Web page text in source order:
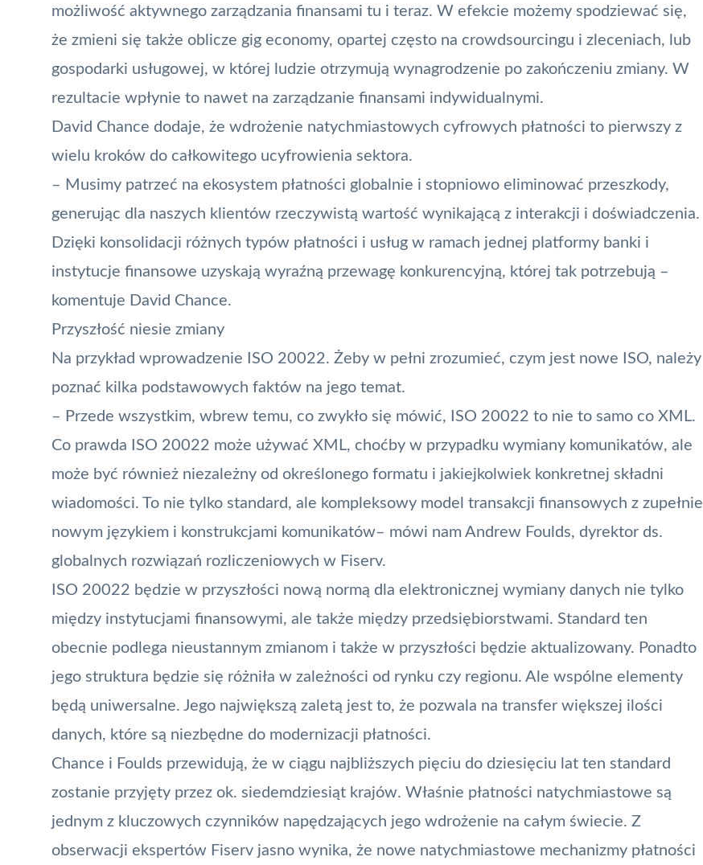
możliwość aktywnego zarządzania finansami tu i teraz. W efekcie możemy spodziewać się,
że zmieni się także oblicze gig economy, opartej często na crowdsourcingu i zleceniach, lub
gospodarki usługowej, w której ludzie otrzymują wynagrodzenie po zakończeniu zmiany. W
rezultacie wpłynie to nawet na zarządzanie finansami indywidualnymi.
David Chance dodaje, że wdrożenie natychmiastowych cyfrowych płatności to pierwszy z
wielu kroków do całkowitego ucyfrowienia sektora.
– Musimy patrzeć na ekosystem płatności globalnie i stopniowo eliminować przeszkody,
generując dla naszych klientów rzeczywistą wartość wynikającą z interakcji i doświadczenia.
Dzięki konsolidacji różnych typów płatności i usług w ramach jednej platformy banki i
instytucje finansowe uzyskają wyraźną przewagę konkurencyjną, której tak potrzebują –
komentuje David Chance.
Przyszłość niesie zmiany
Na przykład wprowadzenie ISO 20022. Żeby w pełni zrozumieć, czym jest nowe ISO, należy
poznać kilka podstawowych faktów na jego temat.
– Przede wszystkim, wbrew temu, co zwykło się mówić, ISO 20022 to nie to samo co XML.
Co prawda ISO 20022 może używać XML, choćby w przypadku wymiany komunikatów, ale
może być również niezależny od określonego formatu i jakiejkolwiek konkretnej składni
wiadomości. To nie tylko standard, ale kompleksowy model transakcji finansowych z zupełnie
nowym językiem i konstrukcjami komunikatów– mówi nam Andrew Foulds, dyrektor ds.
globalnych rozwiązań rozliczeniowych w Fiserv.
ISO 20022 będzie w przyszłości nową normą dla elektronicznej wymiany danych nie tylko
między instytucjami finansowymi, ale także między przedsiębiorstwami. Standard ten
obecnie podlega nieustannym zmianom i także w przyszłości będzie aktualizowany. Ponadto
jego struktura będzie się różniła w zależności od rynku czy regionu. Ale wspólne elementy
będą uniwersalne. Jego największą zaletą jest to, że pozwala na transfer większej ilości
danych, które są niezbędne do modernizacji płatności.
Chance i Foulds przewidują, że w ciągu najbliższych pięciu do dziesięciu lat ten standard
zostanie przyjęty przez ok. siedemdziesiąt krajów. Właśnie płatności natychmiastowe są
jednym z kluczowych czynników napędzających jego wdrożenie na całym świecie. Z
obserwacji ekspertów Fiserv jasno wynika, że nowe natychmiastowe mechanizmy płatności